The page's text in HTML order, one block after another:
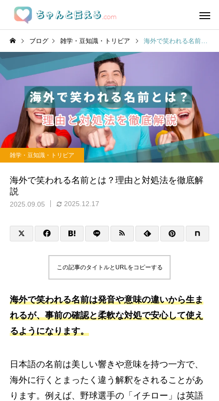
ブログ 雑学・豆知識・トリビア 海外で笑われる名前とは？理由と対処法を徹底解説
雑学・豆知識・トリビア
海外で笑われる名前とは？理由と対処法を徹底解
説
2025.09.05 2025.12.17
この記事のタイトルとURLをコピーする
海外で笑われる名前は発音や意味の違いから生ま
れるが、事前の確認と柔軟な対処で安心して使え
るようになります。
日本語の名前は美しい響きや意味を持つ一方で、
海外に行くとまったく違う解釈をされることがあ
ります。例えば、野球選手の「イチロー」は英語